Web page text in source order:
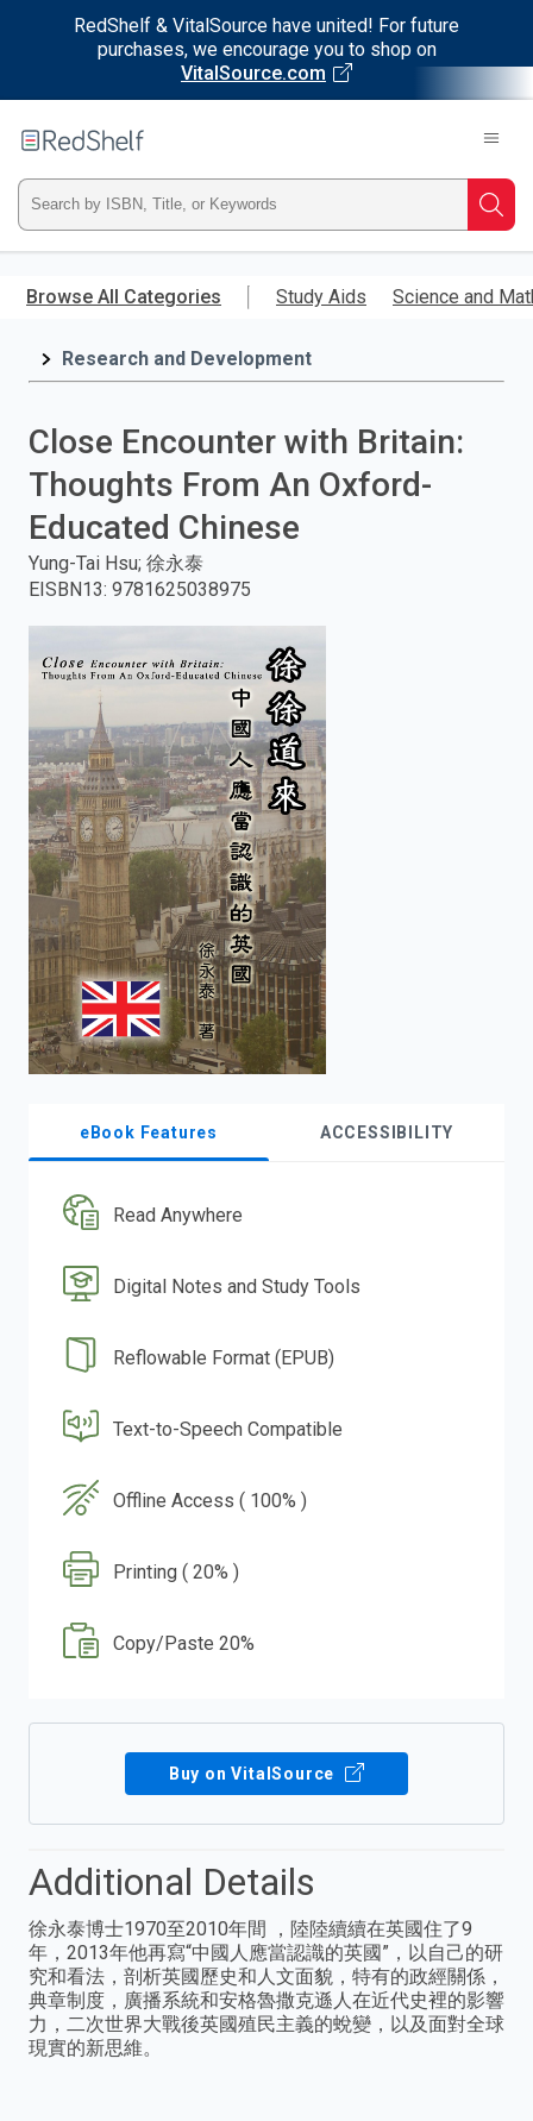
RedShelf & VitalSource have united! For future
purchases, we encourage you to shop on
VitalSource.com
main
RedShelf
Type
ISBN,
Title,
press
enter
to
search.
Browse All Categories Study Aids Science and
Research and Development
Close Encounter with Britain:
Thoughts From An Oxford-
Educated Chinese
Yung-Tai Hsu; 徐永泰
EISBN13: 9781625038975
eBook Features ACCESSIBILITY
Read Anywhere
Digital Notes and Study Tools
Reflowable Format (EPUB)
Text-to-Speech Compatible
Offline Access ( 100% )
Printing ( 20% )
Copy/Paste 20%
Buy on VitalSource
Additional Details
徐永泰博士1970至2010年間 ，陸陸續續在英國住了9
年，2013年他再寫“中國人應當認識的英國”，以自己的研
究和看法，剖析英國歷史和人文面貌，特有的政經關係，
典章制度，廣播系統和安格魯撒克遜人在近代史裡的影響
力，二次世界大戰後英國殖民主義的蛻變，以及面對全球
現實的新思維。